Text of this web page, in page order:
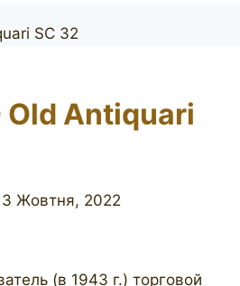
Old Antiquari
Жовтня, 2022
(в 1943 г.) торговой